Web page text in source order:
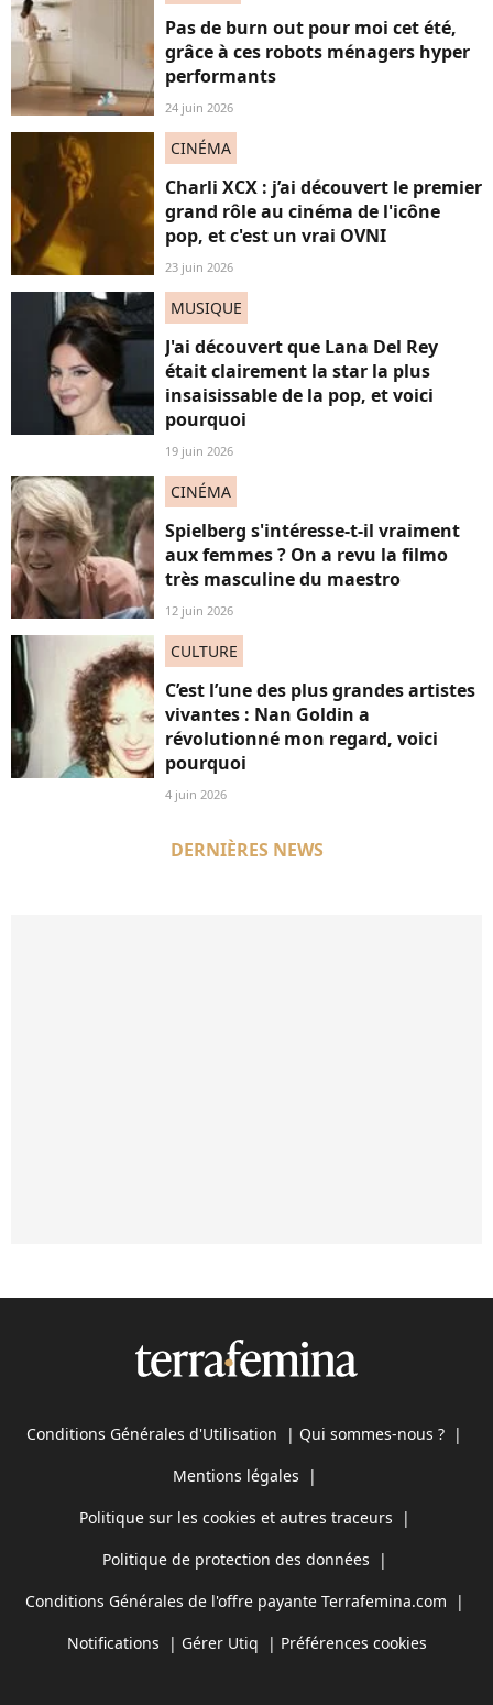
Pas de burn out pour moi cet été,
grâce à ces robots ménagers hyper
performants
24 juin 2026
CINÉMA
Charli XCX : j’ai découvert le premier
grand rôle au cinéma de l'icône
pop, et c'est un vrai OVNI
23 juin 2026
MUSIQUE
J'ai découvert que Lana Del Rey
était clairement la star la plus
insaisissable de la pop, et voici
pourquoi
19 juin 2026
CINÉMA
Spielberg s'intéresse-t-il vraiment
aux femmes ? On a revu la filmo
très masculine du maestro
12 juin 2026
CULTURE
C’est l’une des plus grandes artistes
vivantes : Nan Goldin a
révolutionné mon regard, voici
pourquoi
4 juin 2026
DERNIÈRES NEWS
Conditions Générales d'Utilisation | Qui sommes-nous ? |
Mentions légales |
Politique sur les cookies et autres traceurs |
Politique de protection des données |
Conditions Générales de l'offre payante Terrafemina.com |
Notifications | Gérer Utiq | Préférences cookies